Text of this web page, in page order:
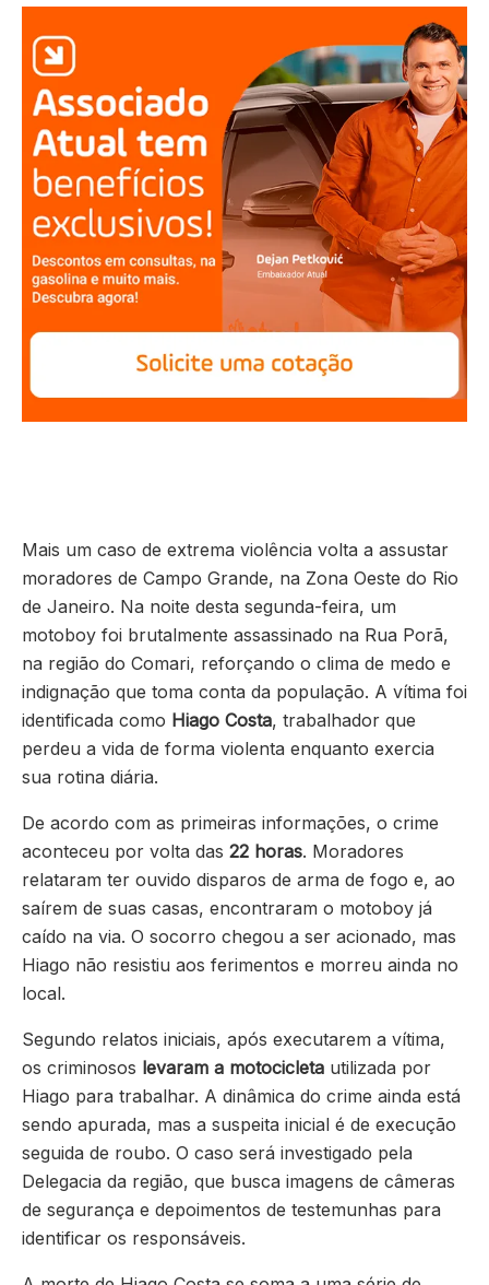
Mais um caso de extrema violência volta a assustar
moradores de Campo Grande, na Zona Oeste do Rio
de Janeiro. Na noite desta segunda-feira, um
motoboy foi brutalmente assassinado na Rua Porã,
na região do Comari, reforçando o clima de medo e
indignação que toma conta da população. A vítima foi
identificada como Hiago Costa, trabalhador que
perdeu a vida de forma violenta enquanto exercia
sua rotina diária.
De acordo com as primeiras informações, o crime
aconteceu por volta das 22 horas. Moradores
relataram ter ouvido disparos de arma de fogo e, ao
saírem de suas casas, encontraram o motoboy já
caído na via. O socorro chegou a ser acionado, mas
Hiago não resistiu aos ferimentos e morreu ainda no
local.
Segundo relatos iniciais, após executarem a vítima,
os criminosos levaram a motocicleta utilizada por
Hiago para trabalhar. A dinâmica do crime ainda está
sendo apurada, mas a suspeita inicial é de execução
seguida de roubo. O caso será investigado pela
Delegacia da região, que busca imagens de câmeras
de segurança e depoimentos de testemunhas para
identificar os responsáveis.